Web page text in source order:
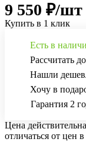
9 550 ₽/шт
Купить в 1 клик
Есть в
Рассчитать
Нашли
Хочу в
Гарантия 2
Цена
отличаться от цен